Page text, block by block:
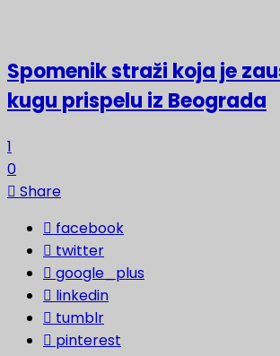
Spomenik straži koja je
kugu prispelu iz Beograda
1
0
Share
facebook
twitter
google_plus
linkedin
tumblr
pinterest